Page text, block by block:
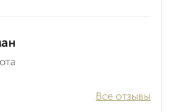
Все отзывы